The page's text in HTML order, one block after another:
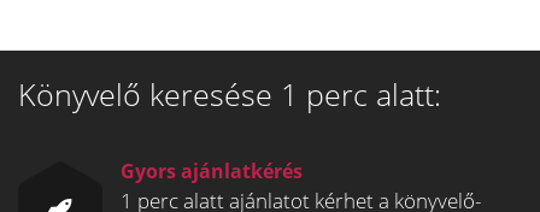
Könyvelő keresése 1 perc alatt:
Gyors ajánlatkérés
1 perc alatt ajánlatot kérhet a könyvelő-